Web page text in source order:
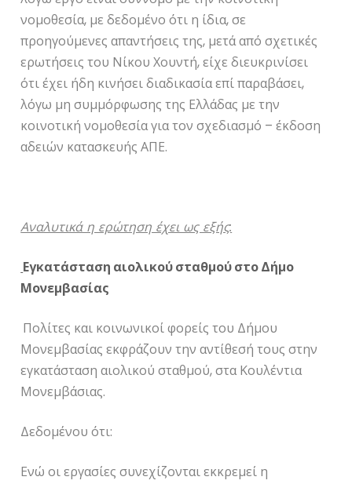
νομοθεσία, με δεδομένο ότι η ίδια, σε
προηγούμενες απαντήσεις της, μετά από σχετικές
ερωτήσεις του Νίκου Χουντή, είχε διευκρινίσει
ότι έχει ήδη κινήσει διαδικασία επί παραβάσει,
λόγω μη συμμόρφωσης της Ελλάδας με την
κοινοτική νομοθεσία για τον σχεδιασμό – έκδοση
αδειών κατασκευής ΑΠΕ.
Αναλυτικά η ερώτηση έχει ως εξής:
Εγκατάσταση αιολικού σταθμού στο Δήμο
Μονεμβασίας
Πολίτες και κοινωνικοί φορείς του Δήμου
Μονεμβασίας εκφράζουν την αντίθεσή τους στην
εγκατάσταση αιολικού σταθμού, στα Κουλέντια
Μονεμβάσιας.
Δεδομένου ότι:
Ενώ οι εργασίες συνεχίζονται εκκρεμεί η